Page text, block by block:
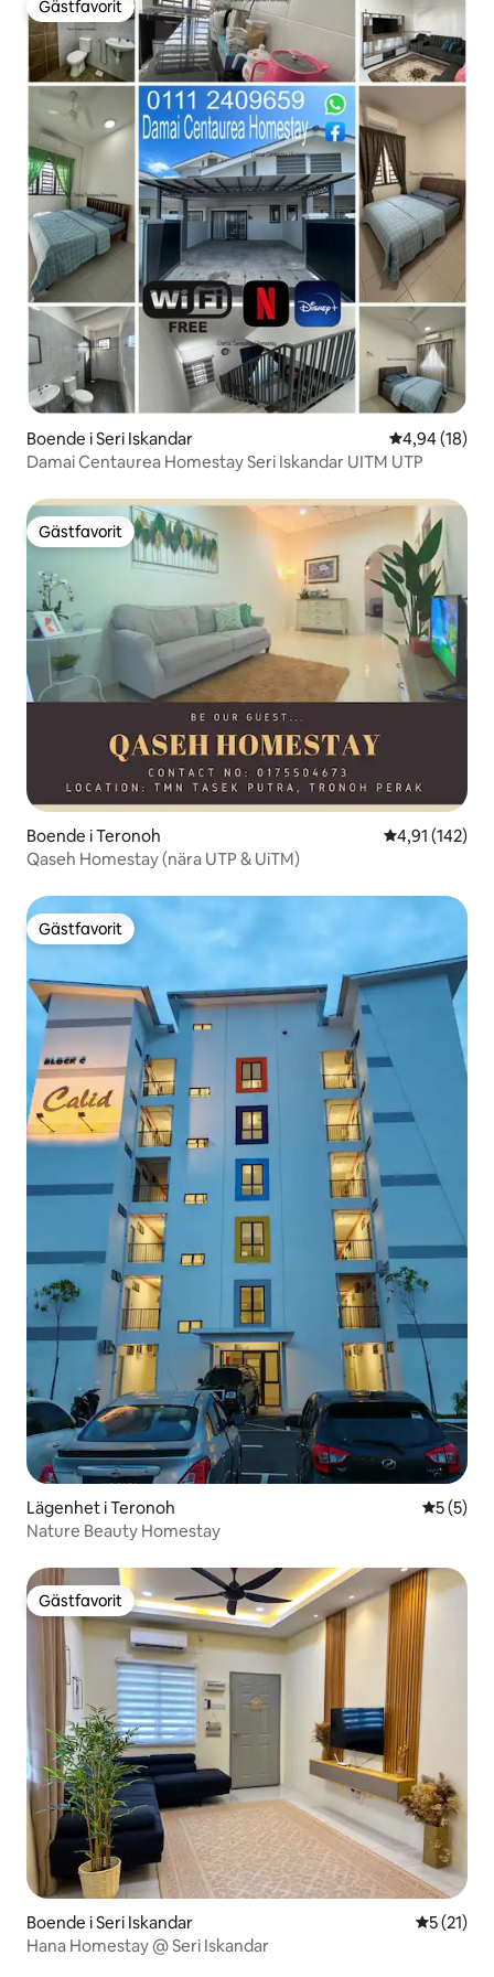
Gästfavorit
Gästfavorit
Boende i Seri Iskandar 4,94 av 5 i
4,94 (18)
Damai Centaurea Homestay Seri Iskandar UITM UTP
Gästfavorit
Gästfavorit
Boende i Teronoh 4,91 av 5 i
4,91 (142)
Qaseh Homestay (nära UTP & UiTM)
Gästfavorit
Gästfavorit
Lägenhet i Teronoh 5 av 5 i
5 (5)
Nature Beauty Homestay
Gästfavorit
Gästfavorit
Boende i Seri Iskandar 5 av 5 i
5 (21)
Hana Homestay @ Seri Iskandar